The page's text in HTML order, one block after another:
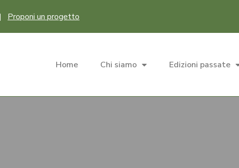
| Proponi un progetto
Home Chi siamo Edizioni passate